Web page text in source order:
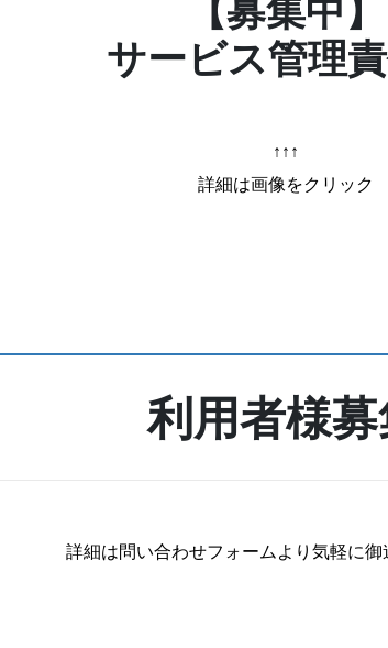
【募集中】
サービス管理
↑↑↑
詳細は画像をクリック
利用者様
詳細は問い合わせフォームより気軽に御